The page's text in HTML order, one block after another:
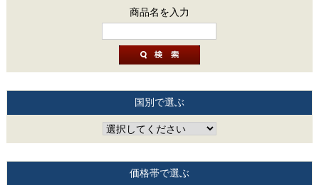
商品名を入力
国別で選ぶ
価格帯で選ぶ